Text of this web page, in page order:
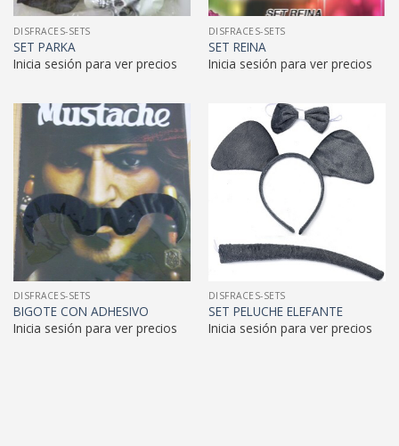
DISFRACES-SETS
SET PARKA
Inicia sesión para ver precios
DISFRACES-SETS
SET REINA
Inicia sesión para ver precios
DISFRACES-SETS
BIGOTE CON ADHESIVO
Inicia sesión para ver precios
DISFRACES-SETS
SET PELUCHE ELEFANTE
Inicia sesión para ver precios